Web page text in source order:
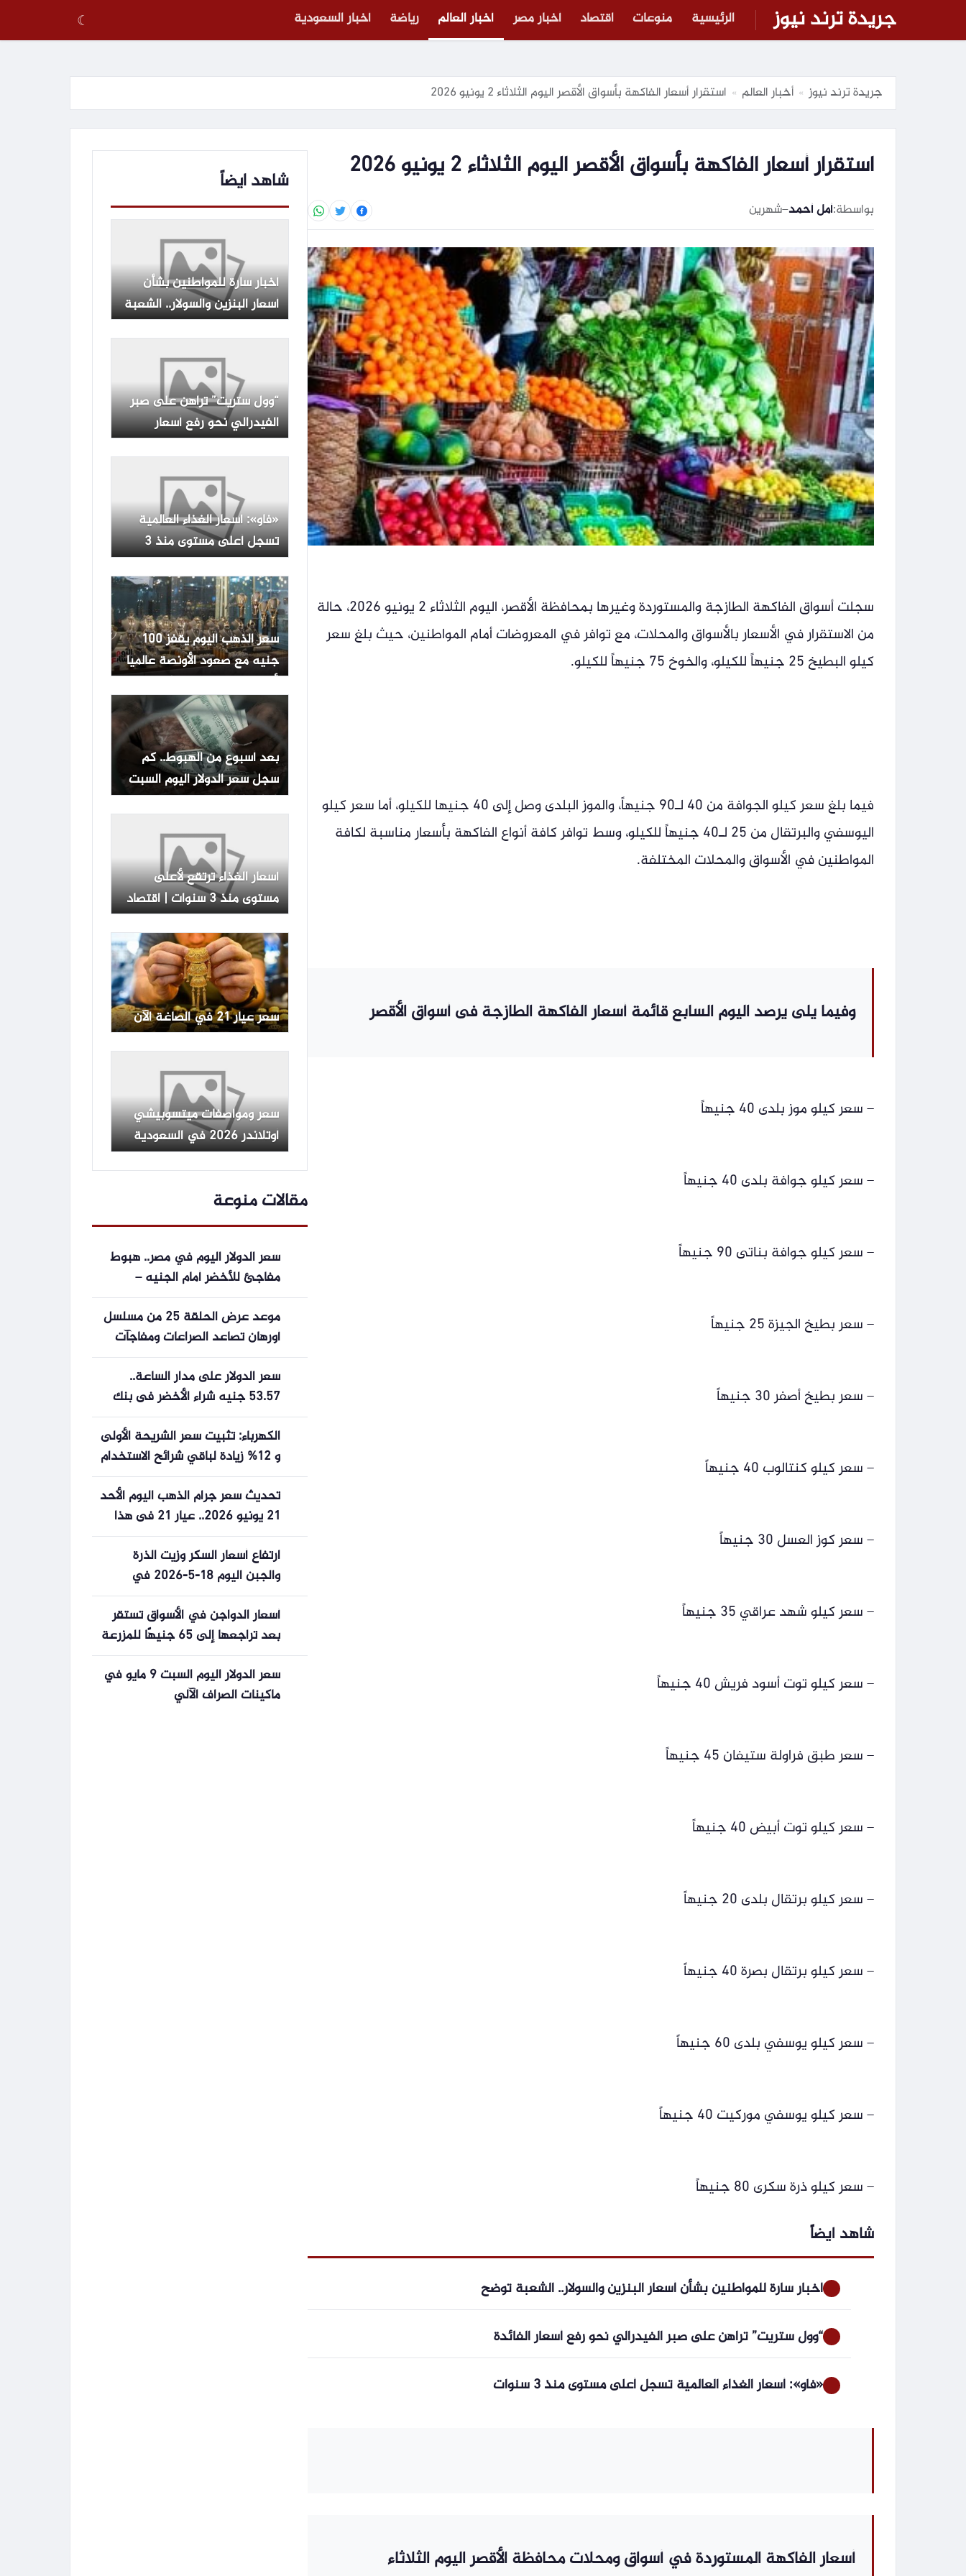
جريدة ترند نيوز الرئيسية منوعات اقتصاد أخبار مصر أخبار العالم رياضة أخبار السعودية ☾
جريدة ترند نيوز » أخبار العالم » استقرار أسعار الفاكهة بأسواق الأقصر اليوم الثلاثاء 2 يونيو 2026
استقرار أسعار الفاكهة بأسواق الأقصر اليوم الثلاثاء 2 يونيو 2026
بواسطة:أمل أحمد–شهرين
سجلت أسواق الفاكهة الطازجة والمستوردة وغيرها بمحافظة الأقصر، اليوم الثلاثاء 2 يونيو 2026، حالة
من الاستقرار في الأسعار بالأسواق والمحلات، مع توافر في المعروضات أمام المواطنين، حيث بلغ سعر
كيلو البطيخ 25 جنيهاً للكيلو، والخوخ 75 جنيهاً للكيلو.
فيما بلغ سعر كيلو الجوافة من 40 لـ90 جنيهاً، والموز البلدى وصل إلى 40 جنيها للكيلو، أما سعر كيلو
اليوسفي والبرتقال من 25 لـ40 جنيهاً للكيلو، وسط توافر كافة أنواع الفاكهة بأسعار مناسبة لكافة
المواطنين في الأسواق والمحلات المختلفة.
وفيما يلى يرصد اليوم السابع قائمة أسعار الفاكهة الطازجة فى أسواق الأقصر
– سعر كيلو موز بلدى 40 جنيهاً
– سعر كيلو جوافة بلدى 40 جنيهاً
– سعر كيلو جوافة بناتى 90 جنيهاً
– سعر بطيخ الجيزة 25 جنيهاً
– سعر بطيخ أصفر 30 جنيهاً
– سعر كيلو كنتالوب 40 جنيهاً
– سعر كوز العسل 30 جنيهاً
– سعر كيلو شهد عراقي 35 جنيهاً
– سعر كيلو توت أسود فريش 40 جنيهاً
– سعر طبق فراولة ستيفان 45 جنيهاً
– سعر كيلو توت أبيض 40 جنيهاً
– سعر كيلو برتقال بلدى 20 جنيهاً
– سعر كيلو برتقال بصرة 40 جنيهاً
– سعر كيلو يوسفي بلدى 60 جنيهاً
– سعر كيلو يوسفي موركيت 40 جنيهاً
– سعر كيلو ذرة سكرى 80 جنيهاً
شاهد ايضاً
أخبار سارة للمواطنين بشأن أسعار البنزين والسولار.. الشعبة توضح
“وول ستريت” تراهن على صبر الفيدرالي نحو رفع أسعار الفائدة
«فاو»: أسعار الغذاء العالمية تسجل أعلى مستوى منذ 3 سنوات
أسعار الفاكهة المستوردة في أسواق ومحلات محافظة الأقصر اليوم الثلاثاء
شاهد ايضاً
أخبار سارة للمواطنين بشأن
أسعار البنزين والسولار.. الشعبة
توضح
“وول ستريت” تراهن على صبر
الفيدرالي نحو رفع أسعار
الفائدة
«فاو»: أسعار الغذاء العالمية
تسجل أعلى مستوى منذ 3
سنوات
سعر الذهب اليوم يقفز 100
جنيه مع صعود الأونصة عالميا
لأعلى مستوى فى 7 أسابيع
بعد أسبوع من الهبوط.. كم
سجل سعر الدولار اليوم السبت
8-8-2026 في البنوك؟
أسعار الغذاء ترتقع لأعلى
مستوى منذ 3 سنوات | اقتصاد
سعر عيار 21 في الصاغة الآن
سعر ومواصفات ميتسوبيشي
أوتلاندر 2026 في السعودية
مقالات منوعة
سعر الدولار اليوم في مصر.. هبوط
مفاجئ للأخضر أمام الجنيه –
الأسبوع
موعد عرض الحلقة 25 من مسلسل
أورهان تصاعد الصراعات ومفاجآت
تهدد استقرار الدولة
سعر الدولار على مدار الساعة..
53.57 جنيه شراء الأخضر فى بنك
المصرف المتحد
الكهرباء: تثبيت سعر الشريحة الأولى
و 12% زيادة لباقي شرائح الاستخدام
المنزلي
تحديث سعر جرام الذهب اليوم الأحد
21 يونيو 2026.. عيار 21 فى هذا
المستوى
ارتفاع أسعار السكر وزيت الذرة
والجبن اليوم 18-5-2026 في
الأسواق
أسعار الدواجن في الأسواق تستقر
بعد تراجعها إلى 65 جنيهًا للمزرعة
سعر الدولار اليوم السبت 9 مايو في
ماكينات الصراف الآلي